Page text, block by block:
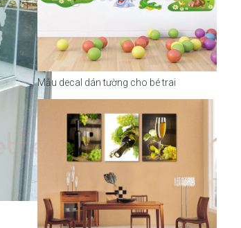
Mẫu decal dán tường cho bé trai